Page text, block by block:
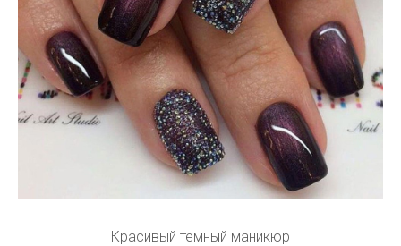
Красивый темный маникюр